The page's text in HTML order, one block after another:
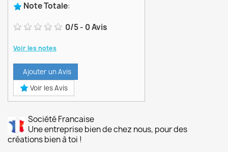
Note Totale:
0/5- 0Avis
Voir les notes
Ajouter un Avis
Voir les Avis
Société Francaise
Une entreprise bien de chez nous, pour des
créations bien à toi !